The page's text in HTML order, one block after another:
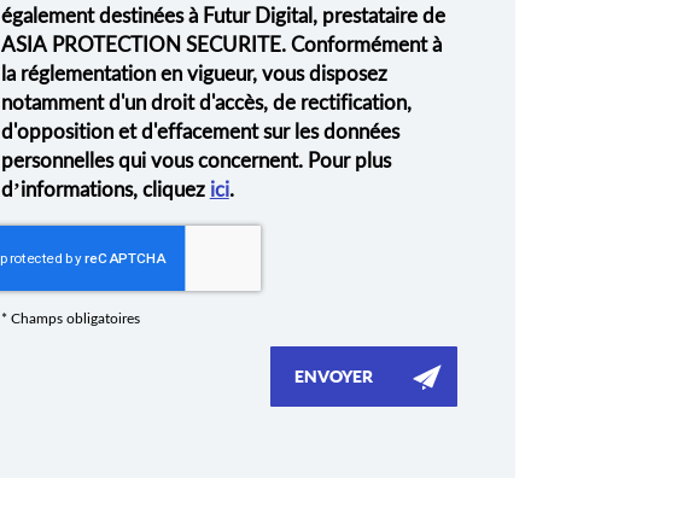
également destinées à Futur Digital, prestataire de
ASIA PROTECTION SECURITE. Conformément à
la réglementation en vigueur, vous disposez
notamment d'un droit d'accès, de rectification,
d'opposition et d'effacement sur les données
personnelles qui vous concernent. Pour plus
d’informations, cliquez ici.
* Champs obligatoires